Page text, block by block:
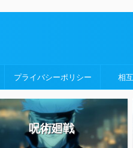
プライバシーポリシー 相
呪術廻戦